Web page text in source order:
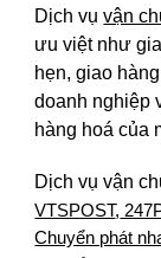
Dịch vụvận
ưu việt như
hẹn, giao
doanh nghiệp
hàng hoá của
Dịch vụ vận
VTSPOST,
Chuyển phát